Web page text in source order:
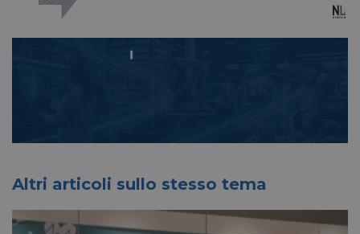
Altri articoli sullo stesso tema